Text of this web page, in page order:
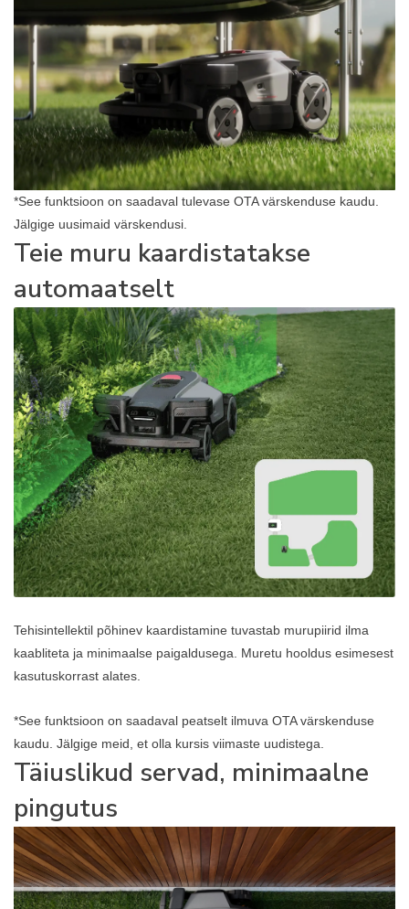
*See funktsioon on saadaval tulevase OTA värskenduse kaudu.
Jälgige uusimaid värskendusi.
Teie muru kaardistatakse
automaatselt
Tehisintellektil põhinev kaardistamine tuvastab murupiirid ilma
kaabliteta ja minimaalse paigaldusega. Muretu hooldus esimesest
kasutuskorrast alates.
*See funktsioon on saadaval peatselt ilmuva OTA värskenduse
kaudu. Jälgige meid, et olla kursis viimaste uudistega.
Täiuslikud servad, minimaalne
pingutus